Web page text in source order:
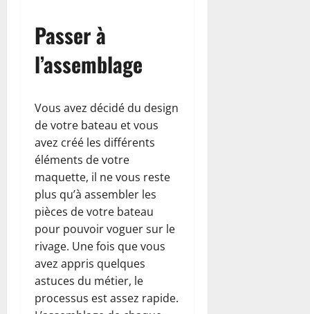
Passer à
l’assemblage
Vous avez décidé du design
de votre bateau et vous
avez créé les différents
éléments de votre
maquette, il ne vous reste
plus qu’à assembler les
pièces de votre bateau
pour pouvoir voguer sur le
rivage. Une fois que vous
avez appris quelques
astuces du métier, le
processus est assez rapide.